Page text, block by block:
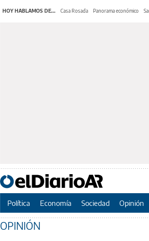
HOY HABLAMOS DE... Casa Rosada Panorama económico
Política Economía Sociedad Opinión
OPINIÓN